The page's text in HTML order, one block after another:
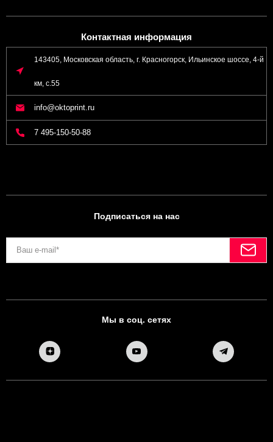
Контактная информация
143405, Московская область, г. Красногорск, Ильинское шоссе, 4-й
км, с.55
info@oktoprint.ru
7 495-150-50-88
Подписаться на нас
Мы в соц. сетях